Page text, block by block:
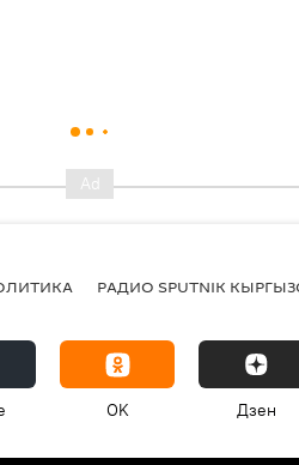
РАДИО SPUTNIK
OK Дзен